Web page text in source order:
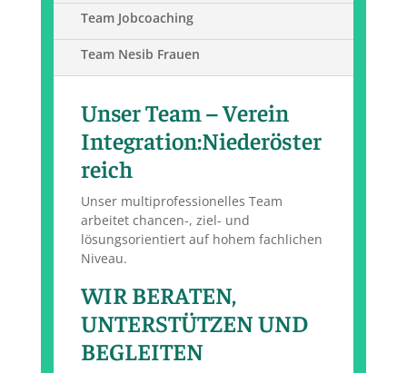
Team Jobcoaching
Team Nesib Frauen
Unser Team – Verein
Integration:Niederöster
reich
Unser multiprofessionelles Team
arbeitet chancen-, ziel- und
lösungsorientiert auf hohem fachlichen
Niveau.
WIR BERATEN,
UNTERSTÜTZEN UND
BEGLEITEN